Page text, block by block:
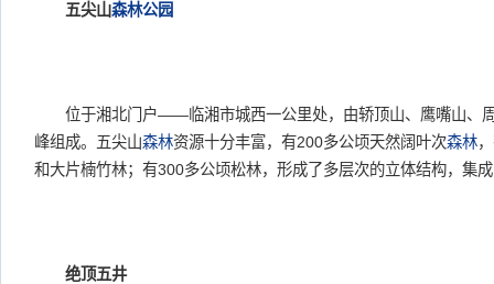
五尖山森林公园
位于湘北门户——临湘市城西一公里处，由轿顶山、鹰嘴山、周
峰组成。五尖山森林资源十分丰富，有200多公顷天然阔叶次森林
和大片楠竹林；有300多公顷松林，形成了多层次的立体结构，集
绝顶五井